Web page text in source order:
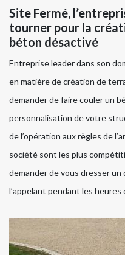
Site Fermé,
tourner pour la
béton désactivé
Entreprise leader dans son
en matière de création de
demander de faire couler un
personnalisation de votre
de l’opération aux règles de
société sont les plus
demander de vous dresser
l’appelant pendant les heures